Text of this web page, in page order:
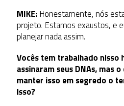
MIKE:Honestamente, nós
projeto. Estamos exaustos, e
planejar nada assim.
Vocês tem trabalhado nisso
assinaram seus DNAs, mas
manter isso em segredo o
isso?